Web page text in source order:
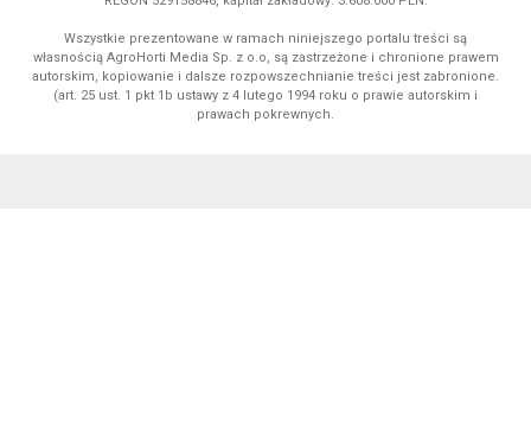
Wszystkie prezentowane w ramach niniejszego portalu treści są
własnością AgroHorti Media Sp. z o.o, są zastrzeżone i chronione prawem
autorskim, kopiowanie i dalsze rozpowszechnianie treści jest zabronione.
(art. 25 ust. 1 pkt 1b ustawy z 4 lutego 1994 roku o prawie autorskim i
prawach pokrewnych.